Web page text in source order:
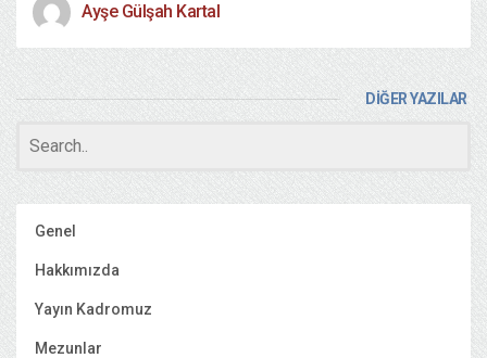
Ayşe Gülşah Kartal
DİĞER YAZILAR
Genel
Hakkımızda
Yayın Kadromuz
Mezunlar